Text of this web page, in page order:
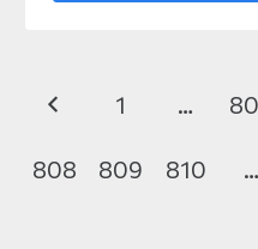
1 …
808 809 810 …